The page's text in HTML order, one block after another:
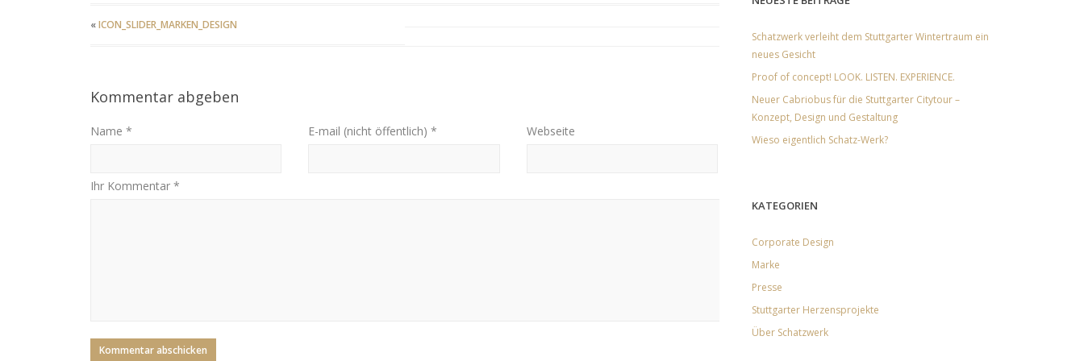
«ICON_SLIDER_MARKEN_DESIGN
Kommentar abgeben
Name * E-mail (nicht öffentlich) * Webseite
Ihr Kommentar *
Schatzwerk verleiht dem Stuttgarter Wintertraum ein
neues Gesicht
Proof of concept! LOOK. LISTEN. EXPERIENCE.
Neuer Cabriobus für die Stuttgarter Citytour –
Konzept, Design und Gestaltung
Wieso eigentlich Schatz-Werk?
KATEGORIEN
Corporate Design
Marke
Presse
Stuttgarter Herzensprojekte
Über Schatzwerk